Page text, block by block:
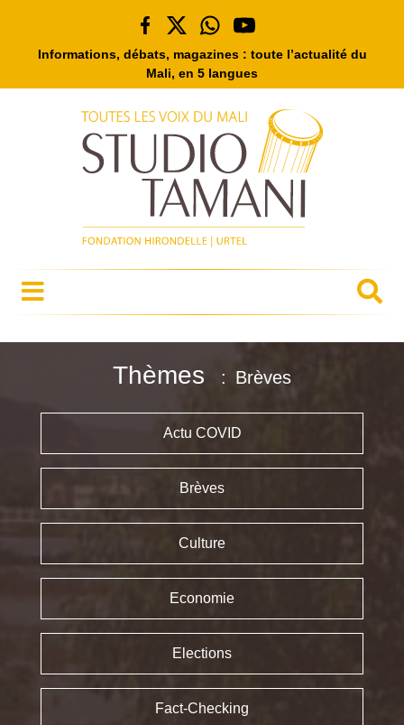
Informations, débats, magazines : toute l’actualité du
Mali, en 5 langues
Thèmes Brèves
Actu COVID
Brèves
Culture
Economie
Elections
Fact-Checking